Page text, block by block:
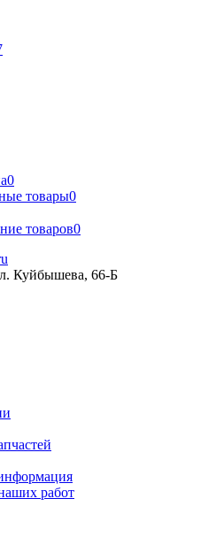
0
товары0
товаров0
Куйбышева, 66-Б
работ